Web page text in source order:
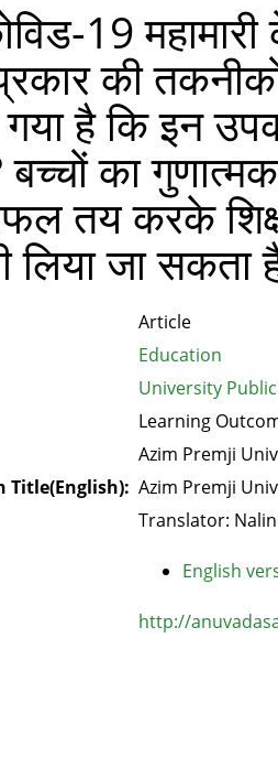
19
की
गया है कि इन
का
तय करके
लिया जा सकता
Article
Education
University
Learning
Azim Premji
Title(English): Azim Premji
Translator:
English
http://